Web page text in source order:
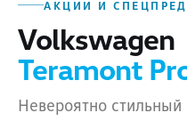
АКЦИИ И
Volkswagen
Teramont
Невероятно